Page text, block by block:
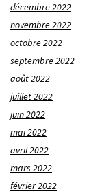
décembre 2022
novembre 2022
octobre 2022
septembre 2022
août 2022
juillet 2022
juin 2022
mai 2022
avril 2022
mars 2022
février 2022